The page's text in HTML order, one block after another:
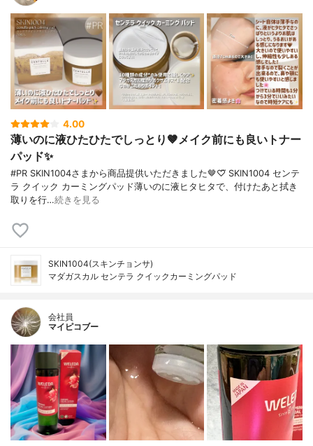
4.00
薄いのに液ひたひたでしっとり🤎メイク前にも良いトナー
パッド✨️
#PR SKIN1004さまから商品提供いただきました🤎♡⃛ SKIN1004 センテ
ラ クイック カーミングパッド薄いのに液ヒタヒタで、付けたあと拭き
取りを行…続きを見る
SKIN1004(スキンチョンサ)
マダガスカル センテラ クイックカーミングパッド
会社員
マイピコブー